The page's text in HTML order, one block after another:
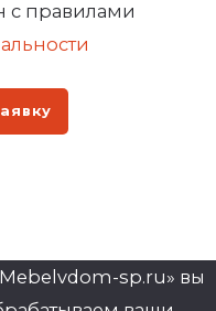
с правилами
sp.ru» вы